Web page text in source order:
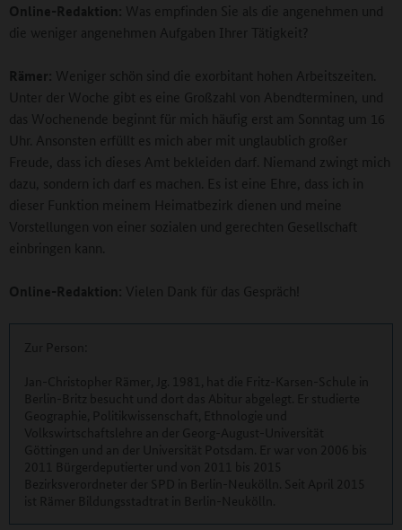
Online-Redaktion: Was empfinden Sie als die angenehmen und
die weniger angenehmen Aufgaben Ihrer Tätigkeit?
Rämer: Weniger schön sind die exorbitant hohen Arbeitszeiten.
Unter der Woche gibt es eine Großzahl von Abendterminen, und
das Wochenende beginnt für mich häufig erst am Sonntag um 16
Uhr. Ansonsten erfüllt es mich aber mit unglaublich großer
Freude, dass ich dieses Amt bekleiden darf. Niemand zwingt mich
dazu, sondern ich darf es machen. Es ist eine Ehre, dass ich in
dieser Funktion meinem Heimatbezirk dienen und meine
Vorstellungen von einer sozialen und gerechten Gesellschaft
einbringen kann.
Online-Redaktion: Vielen Dank für das Gespräch!